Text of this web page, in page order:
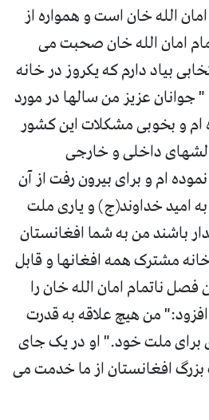
الله خان است و همواره از
امان الله خان صحبت می
بیاد دارم که یکروز در خانه
جوانان عزیز من سالها در مورد
ام و بخوبی مشکلات این کشور
داخلی و خارجی
ام و برای بیرون رفت از آن
امید خداوند(ج) و یاری ملت
باشند من به شما افغانستان
مشترک همه افغانها و قابل
ناتمام امان الله خان را
من هیچ علاقه به قدرت
برای ملت خود." او در یک جای
افغانستان از ما خدمت می